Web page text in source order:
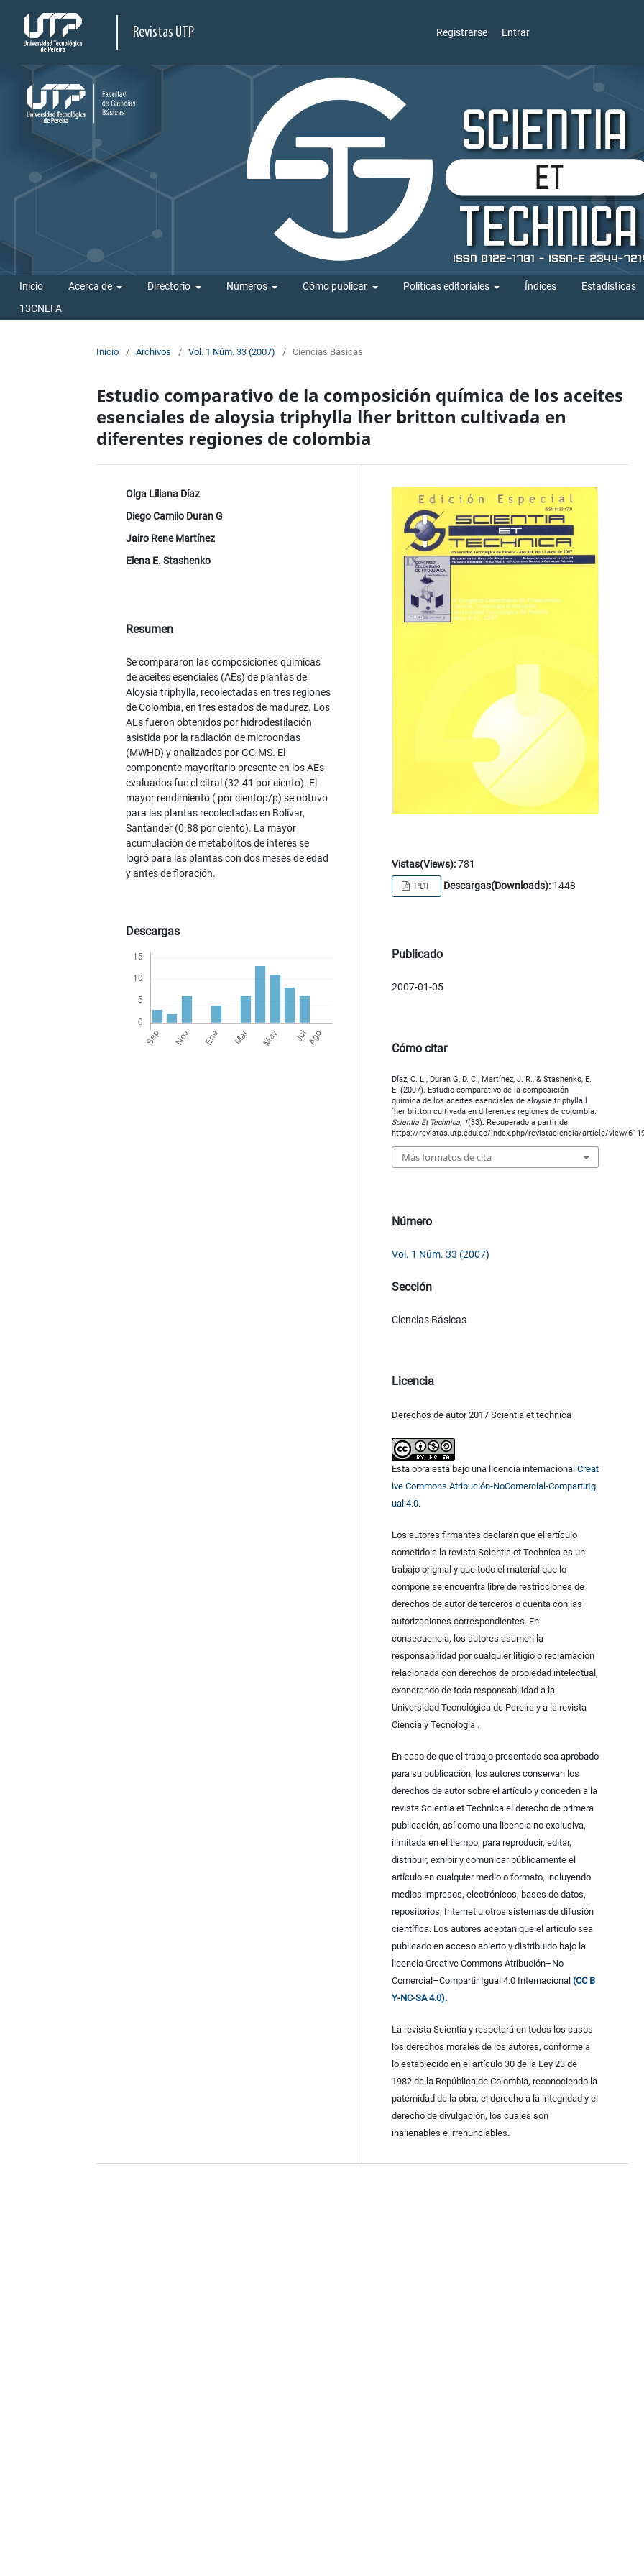
Revistas UTP Registrarse Entrar
Inicio Acerca de Directorio Números Cómo publicar Políticas editoriales Índices Estadísticas
13CNEFA
Inicio / Archivos / Vol. 1 Núm. 33 (2007) / Ciencias Básicas
Estudio comparativo de la composición química de los aceites
esenciales de aloysia triphylla l´her britton cultivada en
diferentes regiones de colombia
Olga Liliana Díaz
Diego Camilo Duran G
Jairo Rene Martínez
Elena E. Stashenko
Resumen
Se compararon las composiciones químicas
de aceites esenciales (AEs) de plantas de
Aloysia triphylla, recolectadas en tres regiones
de Colombia, en tres estados de madurez. Los
AEs fueron obtenidos por hidrodestilación
asistida por la radiación de microondas
(MWHD) y analizados por GC-MS. El
componente mayoritario presente en los AEs
evaluados fue el citral (32-41 por ciento). El
mayor rendimiento ( por cientop/p) se obtuvo
para las plantas recolectadas en Bolívar,
Santander (0.88 por ciento). La mayor
acumulación de metabolitos de interés se
logró para las plantas con dos meses de edad
y antes de floración.
Descargas
Vistas(Views):781
PDF Descargas(Downloads):1448
Publicado
2007-01-05
Cómo citar
Díaz, O. L., Duran G, D. C., Martínez, J. R., & Stashenko, E.
E. (2007). Estudio comparativo de la composición
química de los aceites esenciales de aloysia triphylla l
´her britton cultivada en diferentes regiones de colombia.
Scientia Et Technica, 1(33). Recuperado a partir de
https://revistas.utp.edu.co/index.php/revistaciencia/article/view/
Más formatos de cita
Número
Vol. 1 Núm. 33 (2007)
Sección
Ciencias Básicas
Licencia
Derechos de autor 2017 Scientia et technica
Esta obra está bajo una licencia internacional Creat
ive Commons Atribución-NoComercial-CompartirIg
ual 4.0.
Los autores firmantes declaran que el artículo
sometido a la revista Scientia et Technica es un
trabajo original y que todo el material que lo
compone se encuentra libre de restricciones de
derechos de autor de terceros o cuenta con las
autorizaciones correspondientes. En
consecuencia, los autores asumen la
responsabilidad por cualquier litigio o reclamación
relacionada con derechos de propiedad intelectual,
exonerando de toda responsabilidad a la
Universidad Tecnológica de Pereira y a la revista
Ciencia y Tecnología .
En caso de que el trabajo presentado sea aprobado
para su publicación, los autores conservan los
derechos de autor sobre el artículo y conceden a la
revista Scientia et Technica el derecho de primera
publicación, así como una licencia no exclusiva,
ilimitada en el tiempo, para reproducir, editar,
distribuir, exhibir y comunicar públicamente el
artículo en cualquier medio o formato, incluyendo
medios impresos, electrónicos, bases de datos,
repositorios, Internet u otros sistemas de difusión
científica. Los autores aceptan que el artículo sea
publicado en acceso abierto y distribuido bajo la
licencia Creative Commons Atribución–No
Comercial–Compartir Igual 4.0 Internacional (CC B
Y-NC-SA 4.0).
La revista Scientia y respetará en todos los casos
los derechos morales de los autores, conforme a
lo establecido en el artículo 30 de la Ley 23 de
1982 de la República de Colombia, reconociendo la
paternidad de la obra, el derecho a la integridad y el
derecho de divulgación, los cuales son
inalienables e irrenunciables.